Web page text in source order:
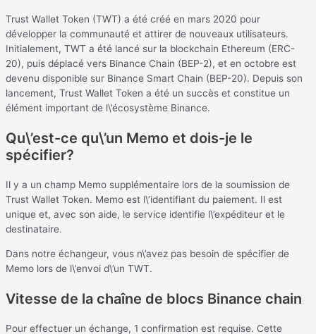
Trust Wallet Token (TWT) a été créé en mars 2020 pour
développer la communauté et attirer de nouveaux utilisateurs.
Initialement, TWT a été lancé sur la blockchain Ethereum (ERC-
20), puis déplacé vers Binance Chain (BEP-2), et en octobre est
devenu disponible sur Binance Smart Chain (BEP-20). Depuis son
lancement, Trust Wallet Token a été un succès et constitue un
élément important de l\’écosystème Binance.
Qu\’est-ce qu\’un Memo et dois-je le
spécifier?
Il y a un champ Memo supplémentaire lors de la soumission de
Trust Wallet Token. Memo est l\’identifiant du paiement. Il est
unique et, avec son aide, le service identifie l\’expéditeur et le
destinataire.
Dans notre échangeur, vous n\’avez pas besoin de spécifier de
Mеmo lors de l\’envoi d\’un TWT.
Vitesse de la chaîne de blocs Binance chain
Pour effectuer un échange, 1 confirmation est requise. Cette